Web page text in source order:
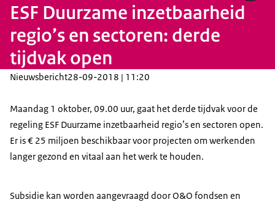
ESF Duurzame inzetbaarheid
regio’s en sectoren: derde
tijdvak open
Nieuwsbericht28-09-2018 | 11:20
Maandag 1 oktober, 09.00 uur, gaat het derde tijdvak voor de
regeling ESF Duurzame inzetbaarheid regio’s en sectoren open.
Er is € 25 miljoen beschikbaar voor projecten om werkenden
langer gezond en vitaal aan het werk te houden.
Subsidie kan worden aangevraagd door O&O fondsen en